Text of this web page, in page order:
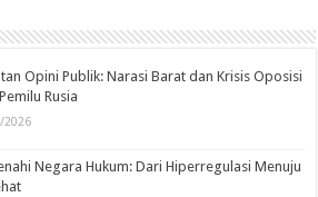
Opini Publik: Narasi Barat dan Krisis Oposisi
Rusia
2026
Negara Hukum: Dari Hiperregulasi Menuju